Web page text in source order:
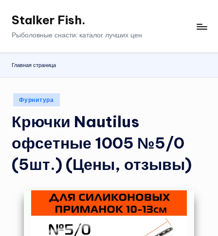
Перейти
Stalker Fish.
Рыболовные снасти: каталог лучших цен
Главная страница
Опубликовано
в
Фурнитура
Крючки Nautilus
офсетные 1005 №5/0
(5шт.) (Цены, отзывы)